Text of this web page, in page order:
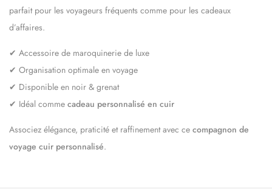
parfait pour les voyageurs fréquents comme pour les cadeaux
d’affaires.
✔ Accessoire de maroquinerie de luxe
✔ Organisation optimale en voyage
✔ Disponible en noir & grenat
✔ Idéal comme cadeau personnalisé en cuir
Associez élégance, praticité et raffinement avec ce compagnon de
voyage cuir personnalisé.